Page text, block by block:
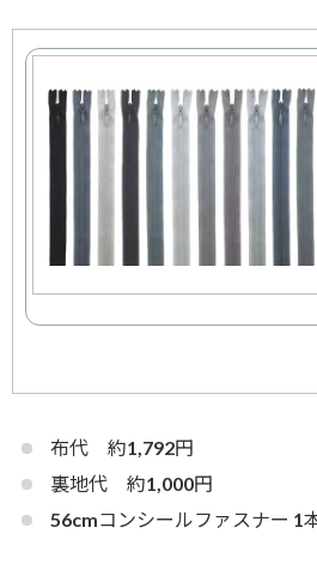
布代 約1,792円
裏地代 約1,000円
56cmコンシールファスナー